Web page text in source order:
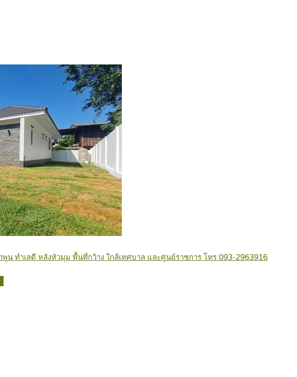
น ทำเลดี หลังหัวมุม พื้นที่กว้าง ใกล้เทศบาล และศูนย์ราชการ โทร 093-2963916